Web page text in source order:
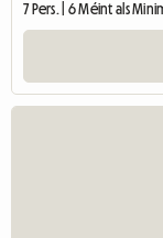
7 Pers. | 6 Méint als